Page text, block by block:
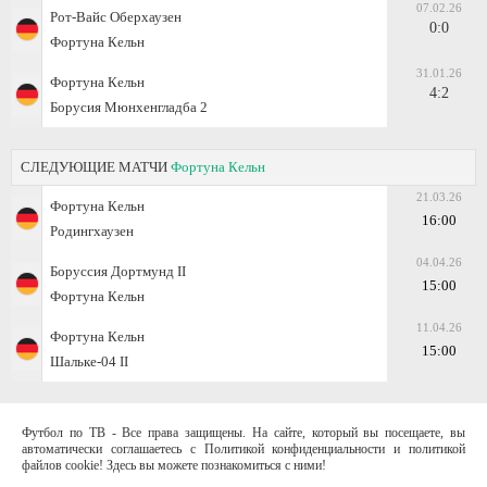
Рот-Вайс Оберхаузен
Фортуна Кельн
07.02.26
0:0
Фортуна Кельн
Борусия Мюнхенгладба 2
31.01.26
4:2
СЛЕДУЮЩИЕ МАТЧИ Фортуна Кельн
Фортуна Кельн
Родингхаузен
21.03.26
16:00
Боруссия Дортмунд II
Фортуна Кельн
04.04.26
15:00
Фортуна Кельн
Шальке-04 II
11.04.26
15:00
Футбол по ТВ - Все права защищены. На сайте, который вы посещаете, вы
автоматически соглашаетесь с Политикой конфиденциальности и политикой
файлов cookie! Здесь вы можете познакомиться с ними!